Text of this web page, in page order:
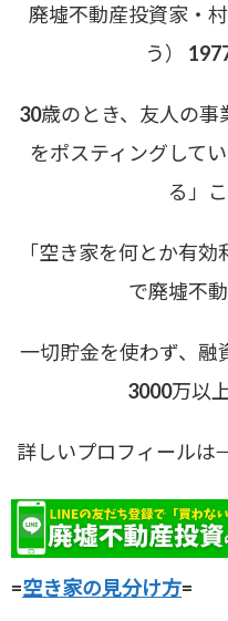
廃墟不動産投資家・
う）
30歳のとき、友人の
をポスティングして
る」
「空き家を何とか有
で廃墟不
一切貯金を使わず、融
3000万以
詳しいプロフィールは
=空き家の見分け方=